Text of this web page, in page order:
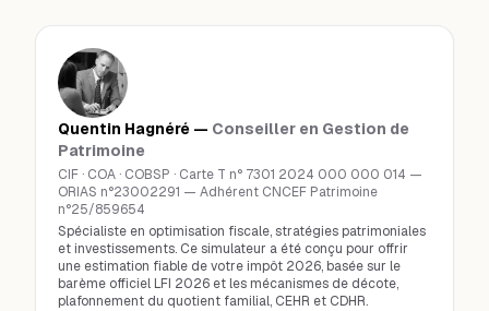
Quentin Hagnéré — Conseiller en Gestion de
Patrimoine
CIF · COA · COBSP · Carte T n° 7301 2024 000 000 014 —
ORIAS n°23002291 — Adhérent CNCEF Patrimoine
n°25/859654
Spécialiste en optimisation fiscale, stratégies patrimoniales
et investissements. Ce simulateur a été conçu pour offrir
une estimation fiable de votre impôt 2026, basée sur le
barème officiel LFI 2026 et les mécanismes de décote,
plafonnement du quotient familial, CEHR et CDHR.